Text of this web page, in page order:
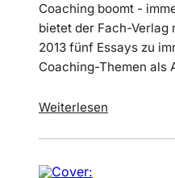
Coaching boomt -
bietet der Fach-Verlag
2013 fünf Essays zu
Coaching-Themen als
Weiterlesen